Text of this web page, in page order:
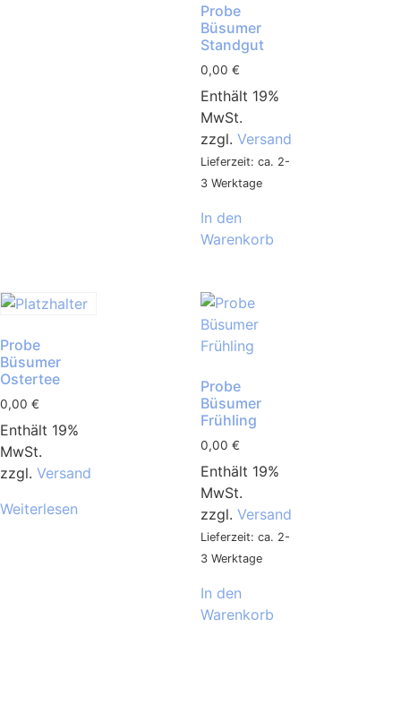
Probe
Büsumer
Standgut
0,00 €
Enthält 19%
MwSt.
zzgl. Versand
Lieferzeit: ca. 2-
3 Werktage
In den
Warenkorb
Probe
Büsumer
Ostertee
0,00 €
Enthält 19%
MwSt.
zzgl. Versand
Weiterlesen
Probe
Büsumer
Frühling
0,00 €
Enthält 19%
MwSt.
zzgl. Versand
Lieferzeit: ca. 2-
3 Werktage
In den
Warenkorb